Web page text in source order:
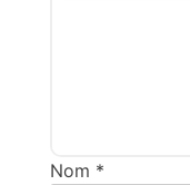
Nom *